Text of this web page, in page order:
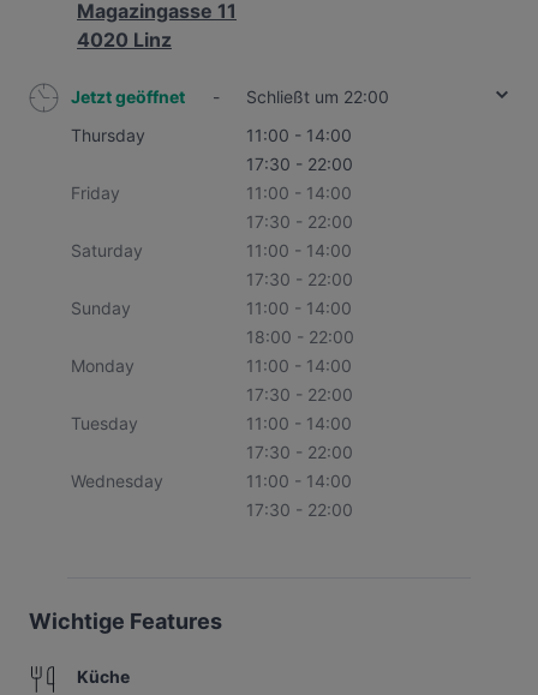
Magazingasse 11
4020 Linz
Jetzt geöffnet -
Schließt um 22:00
Thursday
11:00 - 14:00
17:30 - 22:00
Friday
11:00 - 14:00
17:30 - 22:00
Saturday
11:00 - 14:00
17:30 - 22:00
Sunday
11:00 - 14:00
18:00 - 22:00
Monday
11:00 - 14:00
17:30 - 22:00
Tuesday
11:00 - 14:00
17:30 - 22:00
Wednesday
11:00 - 14:00
17:30 - 22:00
Wichtige Features
Küche